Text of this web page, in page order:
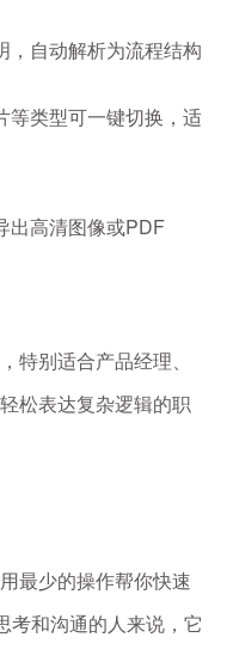
，自动解析为流程结构
等类型可一键切换，适
出高清图像或PDF
特别适合产品经理、
松表达复杂逻辑的职
最少的操作帮你快速
考和沟通的人来说，它